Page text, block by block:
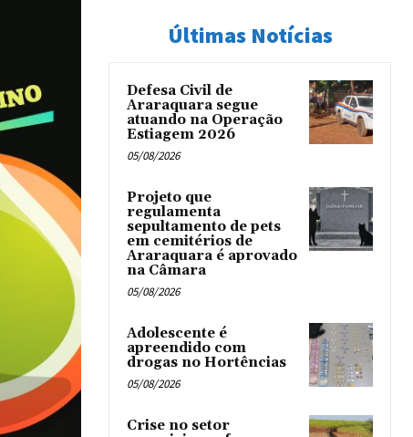
Últimas Notícias
Defesa Civil de
Araraquara segue
atuando na Operação
Estiagem 2026
05/08/2026
Projeto que
regulamenta
sepultamento de pets
em cemitérios de
Araraquara é aprovado
na Câmara
05/08/2026
Adolescente é
apreendido com
drogas no Hortências ‎
05/08/2026
Crise no setor